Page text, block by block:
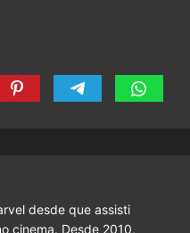
desde que assisti
cinema. Desde 2010,